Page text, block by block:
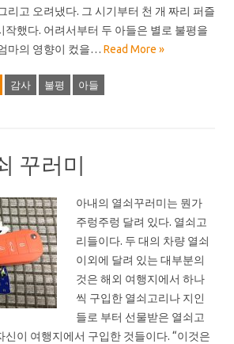
리고 오려냈다. 그 시기부터 천 개 짜리 퍼즐
작했다. 어려서부터 두 아들은 별로 불평을
마의 영향이 컸을… Read More »
감사 불평 아들
꾸러미
아내의 열쇠꾸러미는 뭔가
주렁주렁 달려 있다. 열쇠고
리들이다. 두 대의 차량 열쇠
이외에 달려 있는 대부분의
것은 해외 여행지에서 하나
씩 구입한 열쇠고리나 지인
들로 부터 선물받은 열쇠고
신이 여행지에서 구입한 것들이다. “이것은